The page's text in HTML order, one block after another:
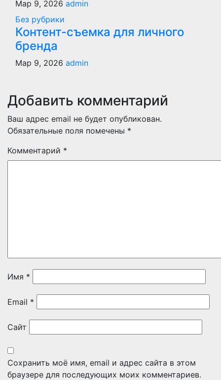
Мар 9, 2026 admin
Без рубрики
Контент-съемка для личного
бренда
Мар 9, 2026 admin
Добавить комментарий
Ваш адрес email не будет опубликован.
Обязательные поля помечены *
Комментарий *
Имя *
Email *
Сайт
Сохранить моё имя, email и адрес сайта в этом
браузере для последующих моих комментариев.